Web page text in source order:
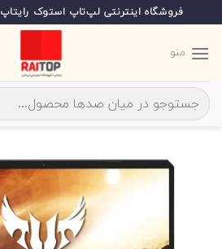
to
content
فروشگاه اینترنتی لپ‌تاپ استوک رایتاپ
منو
جستجو
برای: